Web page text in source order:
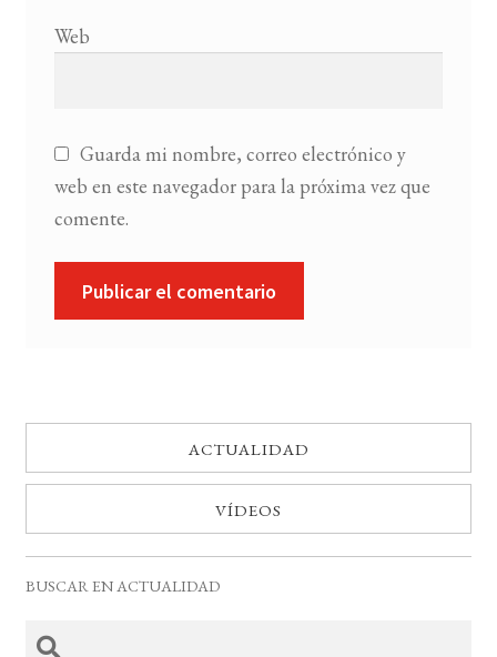
Web
Guarda mi nombre, correo electrónico y
web en este navegador para la próxima vez que
comente.
ACTUALIDAD
VÍDEOS
BUSCAR EN ACTUALIDAD